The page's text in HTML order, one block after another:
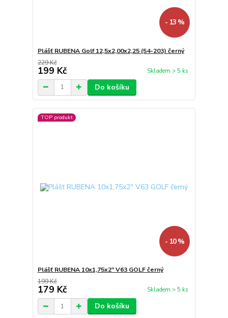
- 13 %
Plášť RUBENA Golf 12,5x2,00x2,25 (54-203) černý
229 Kč
199 Kč Skladem > 5 ks
Do košíku
TOP produkt
- 10 %
Plášť RUBENA 10x1,75x2" V63 GOLF černý
199 Kč
179 Kč Skladem > 5 ks
Do košíku